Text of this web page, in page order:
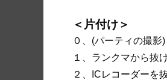
＜片付け＞
０、(パーティの撮影)
１、ランクマから抜
２、ICレコーダーを